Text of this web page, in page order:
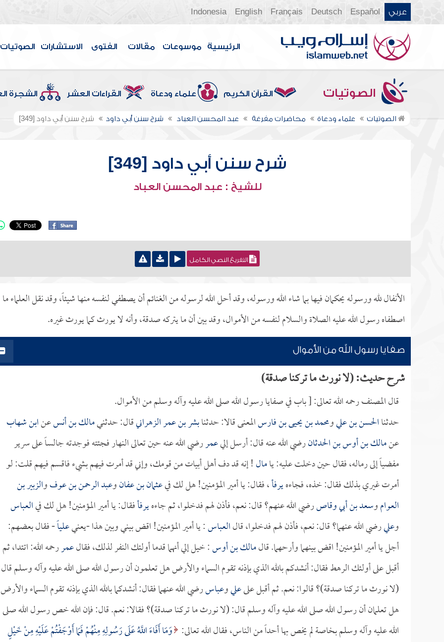
عربي Español
Deutsch
Français
English
Indonesia
الرئيسية موسوعات مقالات الفتوى الاستشارات الصوتيات
الصوتيات القرآن الكريم علماء ودعاة القراءات العشر الشجرة
الصوتيات علماء ودعاة محاضرات مفرغة عبد المحسن العباد شرح سنن أبي داود شرح سنن أبي داود [349]
شرح سنن أبي داود [349]
للشيخ : عبد المحسن العباد
التفريغ النصي الكامل
الأنفال لله ورسوله يحكمان فيها بما شاء الله ورسوله، وقد أحل الله لرسوله من الغنائم أن يصطفي لنفسه منها شيئاً، وقد نقل العلماء ما
اصطفاه رسول الله عليه الصلاة والسلام لنفسه من الأموال، وقد بين أن ما يتركه صدقة، وأنه لا يورث كما يورث غيره.
صفايا رسول الله من الأموال
شرح حديث: (لا نورث ما تركنا صدقة)
قال المصنف رحمه الله تعالى: [ باب في صفايا رسول الله صلى الله عليه وآله وسلم من الأموال.
حدثناالحسن بن عليومحمد بن يحيى بن فارسالمعنى قالا: حدثنابشر بن عمر الزهرانيقال: حدثنيمالك بن أنسعنابن شهاب
عنمالك بن أوس بن الحدثانرضي الله عنه قال: أرسل إليعمررضي الله عنه حين تعالى النهار فجئته فوجدته جالساً على سرير
مفضياً إلى رماله، فقال حين دخلت عليه: يامال! إنه قد دف أهل أبيات من قومك، وإني قد أمرت فيهم بشيء فاقسم فيهم قلت: لو
أمرت غيري بذلك فقال: خذه، فجاءهيرفأ، فقال: يا أمير المؤمنين! هل لك فيعثمان بن عفانوعبد الرحمن بن عوفوالزبير بن
العواموسعد بن أبي وقاصرضي الله عنهم؟ قال: نعم، فأذن لهم فدخلوا، ثم جاءهيرفأفقال: يا أمير المؤمنين! هل لك فيالعباس
وعليرضي الله عنهما؟ قال: نعم، فأذن لهم فدخلوا، قالالعباس: يا أمير المؤمنين! اقض بيني وبين هذا -يعنيعلياً- فقال بعضهم:
أجل يا أمير المؤمنين! اقض بينهما وأرحهما. قالمالك بن أوس: خيل إلي أنهما قدما أولئك النفر لذلك، فقالعمررحمه الله: اتئدا، ثم
أقبل على أولئك الرهط فقال: أنشدكم بالله الذي بإذنه تقوم السماء والأرض هل تعلمون أن رسول الله صلى الله عليه وآله وسلم
(لا نورث ما تركنا صدقة)؟ قالوا: نعم. ثم أقبل علىعليوعباسرضي الله عنهما فقال: أنشدكما بالله الذي بإذنه تقوم السماء والأرض
هل تعلمان أن رسول الله صلى الله عليه وآله وسلم قال: (لا نورث ما تركنا صدقة)؟ فقالا: نعم. قال: فإن الله خص رسول الله صلى
الله عليه وآله وسلم بخاصة لم يخص بها أحداً من الناس، فقال الله تعالى: وَمَا أَفَاءَ اللَّهُ عَلَى رَسُولِهِ مِنْهُمْ فَمَا أَوْجَفْتُمْ عَلَيْهِ مِنْ خَيْلٍ